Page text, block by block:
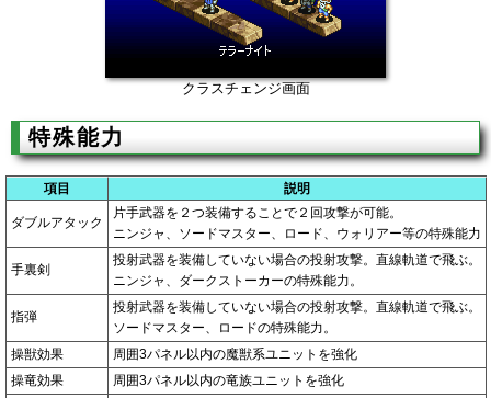
クラスチェンジ画面
特殊能力
項目 説明
ダブルアタック
片手武器を２つ装備することで２回攻撃が可能。
ニンジャ、ソードマスター、ロード、ウォリアー等の特殊能力
手裏剣
投射武器を装備していない場合の投射攻撃。直線軌道で飛ぶ。
ニンジャ、ダークストーカーの特殊能力。
指弾
投射武器を装備していない場合の投射攻撃。直線軌道で飛ぶ。
ソードマスター、ロードの特殊能力。
操獣効果
周囲3パネル以内の魔獣系ユニットを強化
操竜効果
周囲3パネル以内の竜族ユニットを強化